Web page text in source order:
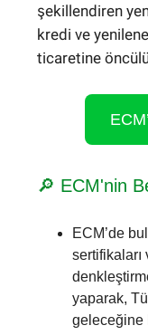
şekillendiren
kredi ve
ticaretine
🔎 ECM'nin
ECM’de
sertifikaları
yaparak,
geleceğine